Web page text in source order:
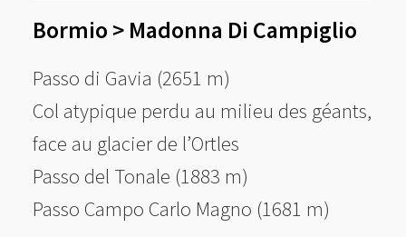
Bormio > Madonna Di Campiglio
Passo di Gavia (2651 m)
Col atypique perdu au milieu des géants,
face au glacier de l’Ortles
⁠Passo del Tonale (1883 m)
Passo Campo Carlo Magno (1681 m)